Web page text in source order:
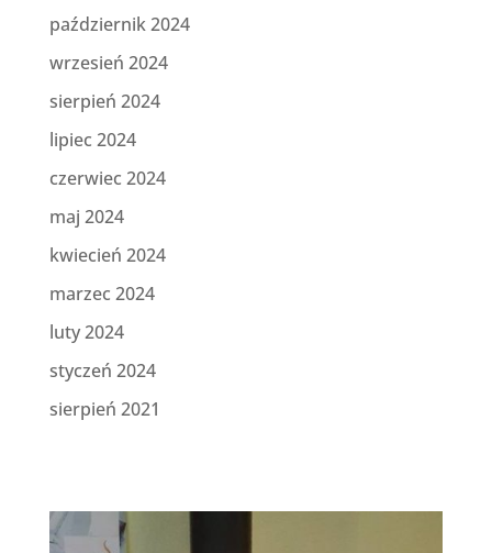
październik 2024
wrzesień 2024
sierpień 2024
lipiec 2024
czerwiec 2024
maj 2024
kwiecień 2024
marzec 2024
luty 2024
styczeń 2024
sierpień 2021